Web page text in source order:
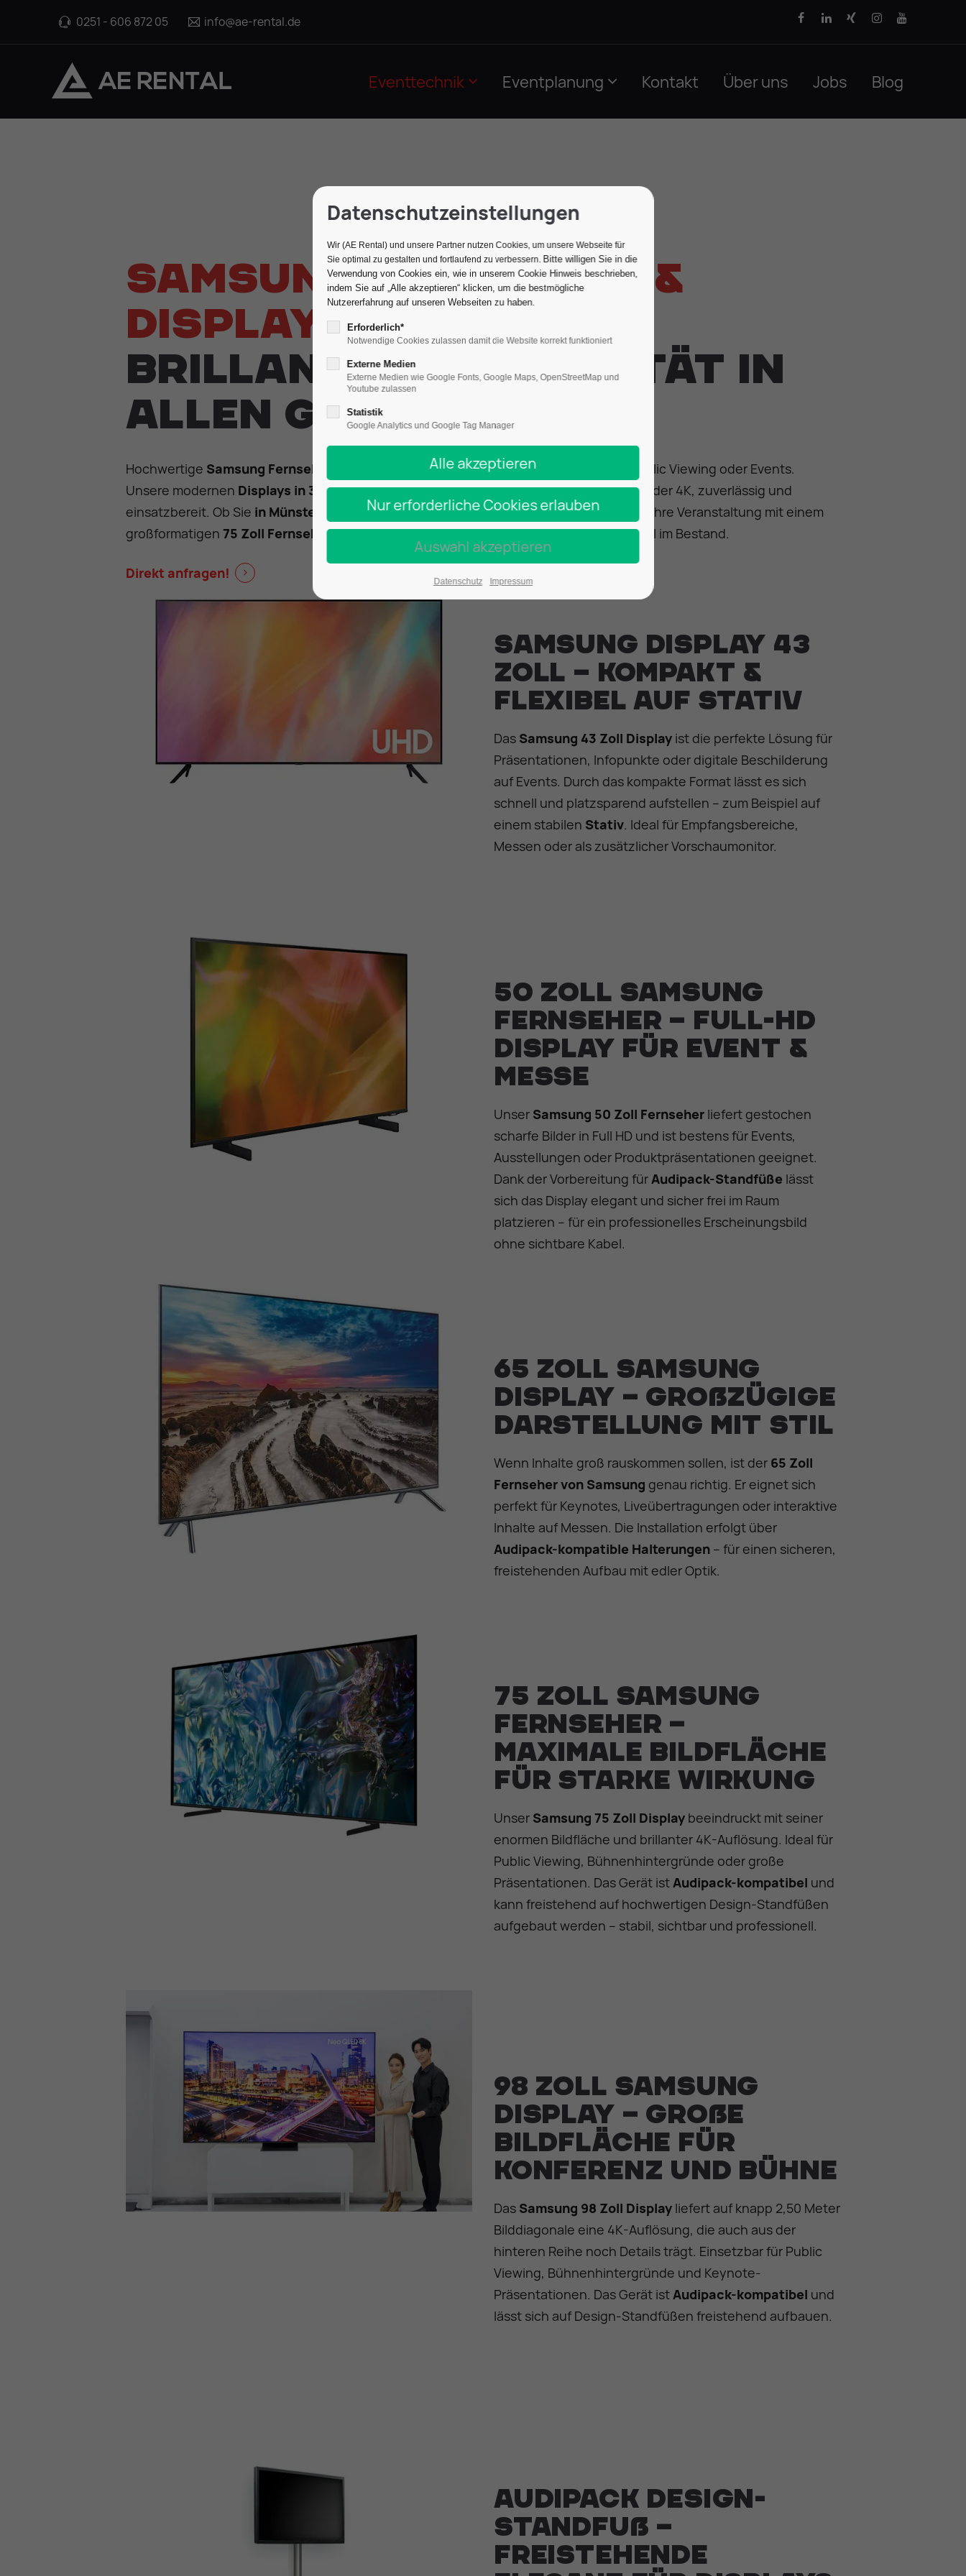
0251 - 606 872 05 info@ae-rental.de
Eventtechnik Eventplanung Kontakt Über uns Jobs Blog
Samsung Fernseher &
Displaysmieten –
brillante Bildqualität in
allen Größen
Hochwertige Samsung Fernseher
mieten – ideal für Präsentationen, Messestände, Public Viewing oder Events.
Unsere modernen Displays in 32 bis 75 Zollliefern gestochen scharfe Bilder in Full HD oder 4K, zuverlässig und
einsatzbereit. Ob Sie in Münster
oder Umgebung kurzfristig ein Display benötigen oder Ihre Veranstaltung mit einem
großformatigen 75 Zoll Fernseheraufwerten möchten – wir haben das passende Modell im Bestand.
Direkt anfragen!
Samsung Display 43
Zoll – kompakt &
flexibel auf Stativ
Das Samsung 43 Zoll Display ist die perfekte Lösung für
Präsentationen, Infopunkte oder digitale Beschilderung
auf Events. Durch das kompakte Format lässt es sich
schnell und platzsparend aufstellen – zum Beispiel auf
einem stabilen Stativ. Ideal für Empfangsbereiche,
Messen oder als zusätzlicher Vorschaumonitor.
50 Zoll Samsung
Fernseher – Full-HD
Display für Event &
Messe
Unser Samsung 50 Zoll Fernseher liefert gestochen
scharfe Bilder in Full HD und ist bestens für Events,
Ausstellungen oder Produktpräsentationen geeignet.
Dank der Vorbereitung fürAudipack-Standfüße lässt
sich das Display elegant und sicher frei im Raum
platzieren – für ein professionelles Erscheinungsbild
ohne sichtbare Kabel.
65 Zoll Samsung
Display – großzügige
Darstellung mit Stil
Wenn Inhalte groß rauskommen sollen, ist der 65 Zoll
Fernseher von Samsung genau richtig. Er eignet sich
perfekt für Keynotes, Liveübertragungen oder interaktive
Inhalte auf Messen. Die Installation erfolgt über
Audipack-kompatible Halterungen – für einen sicheren,
freistehenden Aufbau mit edler Optik.
75 Zoll Samsung
Fernseher –
maximale Bildfläche
für starke Wirkung
Unser Samsung 75 Zoll Display beeindruckt mit seiner
enormen Bildfläche und brillanter 4K-Auflösung. Ideal für
Public Viewing, Bühnenhintergründe oder große
Präsentationen. Das Gerät ist Audipack-kompatibel und
kann freistehend auf hochwertigen Design-Standfüßen
aufgebaut werden – stabil, sichtbar und professionell.
98 Zoll Samsung
Display – große
Bildfläche für
Konferenz und Bühne
Das Samsung 98 Zoll Display liefert auf knapp 2,50 Meter
Bilddiagonale eine 4K-Auflösung, die auch aus der
hinteren Reihe noch Details trägt. Einsetzbar für Public
Viewing, Bühnenhintergründe und Keynote-
Präsentationen. Das Gerät istAudipack-kompatibel und
lässt sich auf Design-Standfüßen freistehend aufbauen.
Audipack Design-
Standfuß –
freistehende
Datenschutzeinstellungen
Wir (AE Rental) und unsere Partner nutzen Cookies, um unsere Webseite für
Sie optimal zu gestalten und fortlaufend zu verbessern. Bitte willigen Sie in die
Verwendung von Cookies ein, wie in unserem Cookie Hinweis beschrieben,
indem Sie auf „Alle akzeptieren“ klicken, um die bestmögliche
Nutzererfahrung auf unseren Webseiten zu haben.
Erforderlich*
Notwendige Cookies zulassen damit die Website korrekt funktioniert
Externe Medien
Externe Medien wie Google Fonts, Google Maps, OpenStreetMap und
Youtube zulassen
Statistik
Google Analytics und Google Tag Manager
Datenschutz Impressum